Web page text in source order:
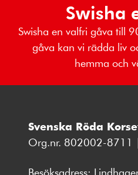
Swisha
Swisha en valfri gåva till
gåva kan vi rädda liv
hemma och
Svenska Röda
Org.nr. 802002-8711
Besöksadress: